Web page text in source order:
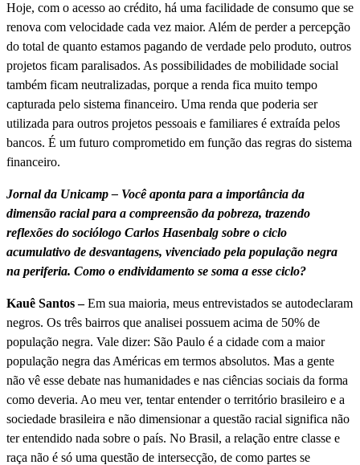
Hoje, com o acesso ao crédito, há uma facilidade de consumo que se
renova com velocidade cada vez maior. Além de perder a percepção
do total de quanto estamos pagando de verdade pelo produto, outros
projetos ficam paralisados. As possibilidades de mobilidade social
também ficam neutralizadas, porque a renda fica muito tempo
capturada pelo sistema financeiro. Uma renda que poderia ser
utilizada para outros projetos pessoais e familiares é extraída pelos
bancos. É um futuro comprometido em função das regras do sistema
financeiro.
Jornal da Unicamp – Você aponta para a importância da
dimensão racial para a compreensão da pobreza, trazendo
reflexões do sociólogo Carlos Hasenbalg sobre o ciclo
acumulativo de desvantagens, vivenciado pela população negra
na periferia. Como o endividamento se soma a esse ciclo?
Kauê Santos –Em sua maioria, meus entrevistados se autodeclaram
negros. Os três bairros que analisei possuem acima de 50% de
população negra. Vale dizer: São Paulo é a cidade com a maior
população negra das Américas em termos absolutos. Mas a gente
não vê esse debate nas humanidades e nas ciências sociais da forma
como deveria. Ao meu ver, tentar entender o território brasileiro e a
sociedade brasileira e não dimensionar a questão racial significa não
ter entendido nada sobre o país. No Brasil, a relação entre classe e
raça não é só uma questão de intersecção, de como partes se